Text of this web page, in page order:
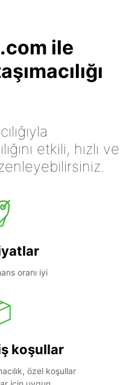
ile
etkili, hızlı ve
oranı iyi
koşullar
özel koşullar